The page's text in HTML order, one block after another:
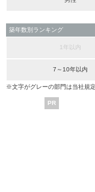
築年数別ランキング
1年以内
7～10年以内
※文字がグレーの部門は当社規
PR